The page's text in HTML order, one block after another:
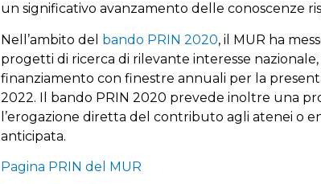
un significativo avanzamento delle conoscenze
Nell’ambito del bando PRIN 2020, il MUR ha
progetti di ricerca di rilevante interesse
finanziamento con finestre annuali per la
2022. Il bando PRIN 2020 prevede inoltre una
l’erogazione diretta del contributo agli atenei o
anticipata.
Pagina PRIN del MUR